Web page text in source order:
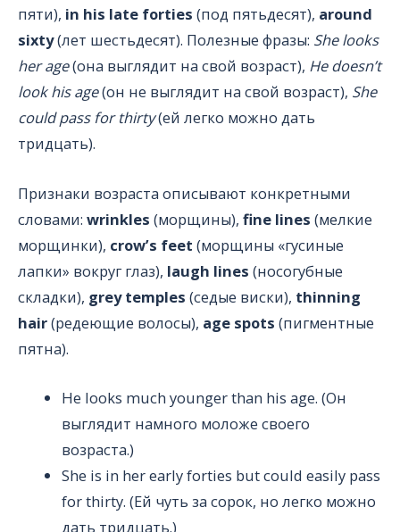
пяти), in his late forties (под пятьдесят), around
sixty(лет шестьдесят). Полезные фразы: She looks
her age(она выглядит на свой возраст), He doesn’t
look his age(он не выглядит на свой возраст), She
could pass for thirty(ей легко можно дать
тридцать).
Признаки возраста описывают конкретными
словами: wrinkles (морщины), fine lines (мелкие
морщинки), crow’s feet (морщины «гусиные
лапки» вокруг глаз), laugh lines (носогубные
складки), grey temples (седые виски), thinning
hair(редеющие волосы), age spots (пигментные
пятна).
He looks much younger than his age. (Он
выглядит намного моложе своего
возраста.)
She is in her early forties but could easily pass
for thirty. (Ей чуть за сорок, но легко можно
дать тридцать.)